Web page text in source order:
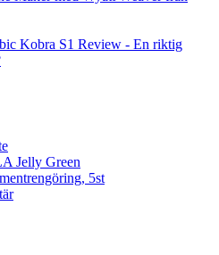
Kobra S1 Review - En riktig
Jelly Green
5st